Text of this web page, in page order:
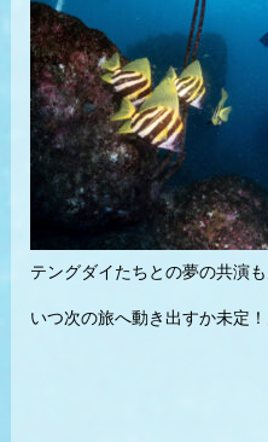
テングダイたちとの夢の共演
いつ次の旅へ動き出すか未定